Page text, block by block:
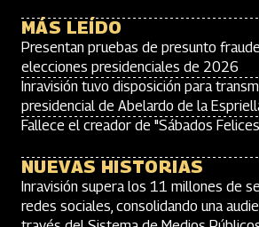
MÁS LEÍDO
Presentan pruebas de presunto
elecciones presidenciales de 2026
Inravisión tuvo disposición para
presidencial de Abelardo de la
Fallece el creador de "Sábados
NUEVAS HISTORIAS
Inravisión supera los 11 millones de
redes sociales, consolidando una